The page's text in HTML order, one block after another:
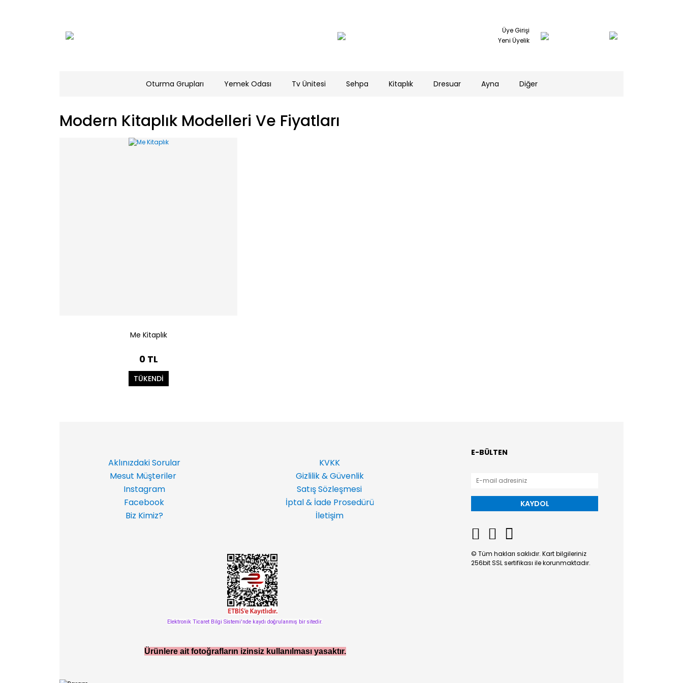
Üye Girişi
Yeni Üyelik
Oturma Grupları Yemek Odası Tv Ünitesi Sehpa Kitaplık Dresuar Ayna Diğer
Modern Kitaplık Modelleri Ve Fiyatları
Me Kitaplık
0 TL
TÜKENDİ
Aklınızdaki Sorular
KVKK
Mesut Müşteriler
Gizlilik & Güvenlik
Instagram
Satış Sözleşmesi
Facebook
İptal & İade Prosedürü
Biz Kimiz?
İletişim
Elektronik Ticaret Bilgi Sistemi'nde kaydı doğrulanmış bir sitedir.
Ürünlere ait fotoğrafların izinsiz kullanılması yasaktır.
E-BÜLTEN
KAYDOL
© Tüm hakları saklıdır. Kart bilgileriniz
256bit SSL sertifikası ile korunmaktadır.